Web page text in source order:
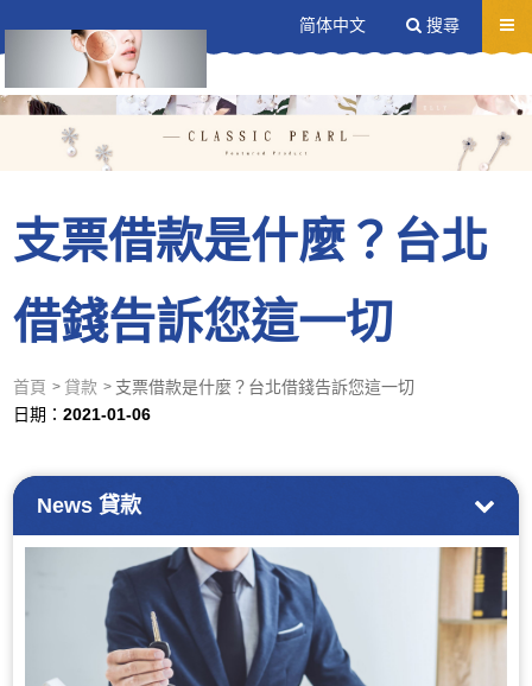
送出
简体中文 搜尋
支票借款是什麼？台北
借錢告訴您這一切
首頁 貸款
支票借款是什麼？台北借錢告訴您這一切
日期：2021-01-06
News貸款